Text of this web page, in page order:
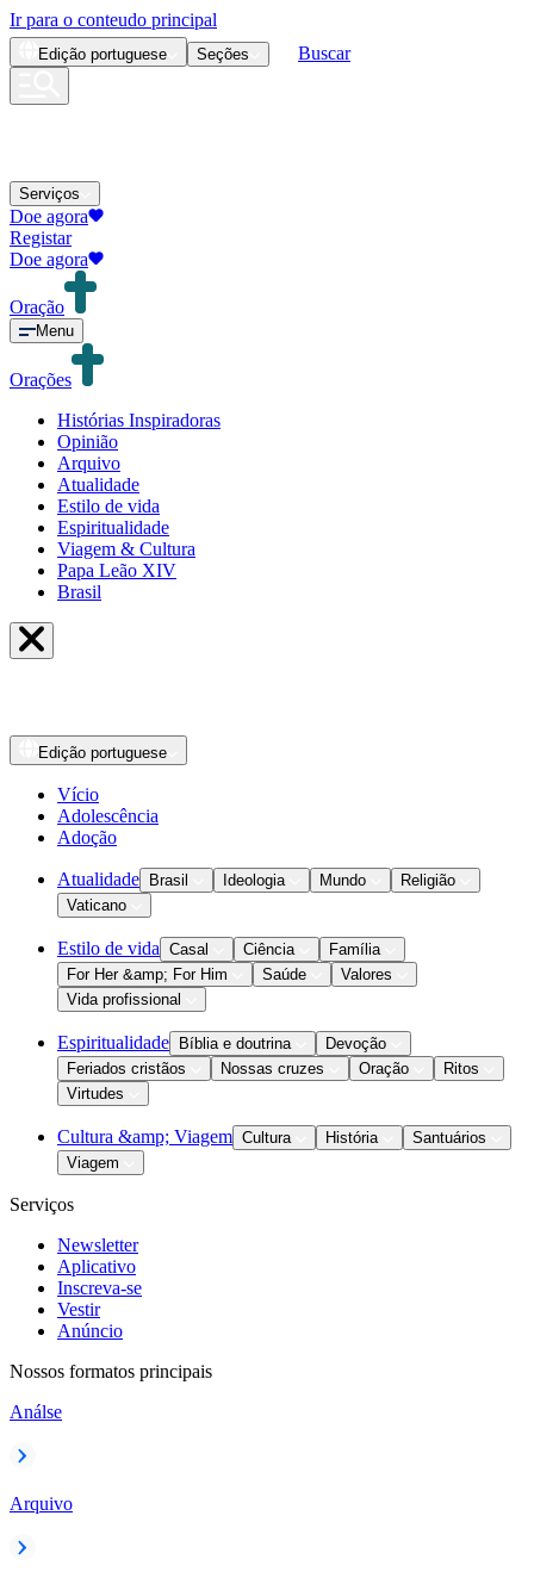
Ir para o conteudo principal
Edição portuguese Seções Buscar
Serviços
Doe agora
Registar
Doe agora
Oração
Menu
Orações
Histórias Inspiradoras
Opinião
Arquivo
Atualidade
Estilo de vida
Espiritualidade
Viagem & Cultura
Papa Leão XIV
Brasil
Edição portuguese
Vício
Adolescência
Adoção
Atualidade Brasil Ideologia Mundo
Religião
Vaticano
Estilo de vida Casal Ciência
Família
For Her &amp; For Him
Saúde
Valores
Vida profissional
Espiritualidade Bíblia e doutrina
Devoção
Feriados cristãos
Nossas cruzes Oração
Ritos
Virtudes
Cultura &amp; Viagem Cultura História
Santuários
Viagem
Serviços
Newsletter
Aplicativo
Inscreva-se
Vestir
Anúncio
Nossos formatos principais
Análse
Arquivo